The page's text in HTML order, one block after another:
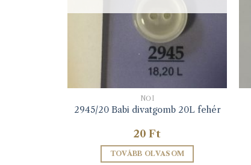
NŐI
2945/20 Babi divatgomb 20L fehér
20 Ft
TOVÁBB OLVASOM